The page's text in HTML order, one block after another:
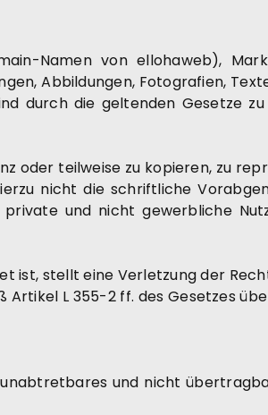
Namen von ellohaweb),
Abbildungen, Fotografien,
durch die geltenden Gesetze
oder teilweise zu kopieren, zu
nicht die schriftliche
und nicht gewerbliche
ist, stellt eine Verletzung der
L 355-2 ff. des Gesetzes
und nicht